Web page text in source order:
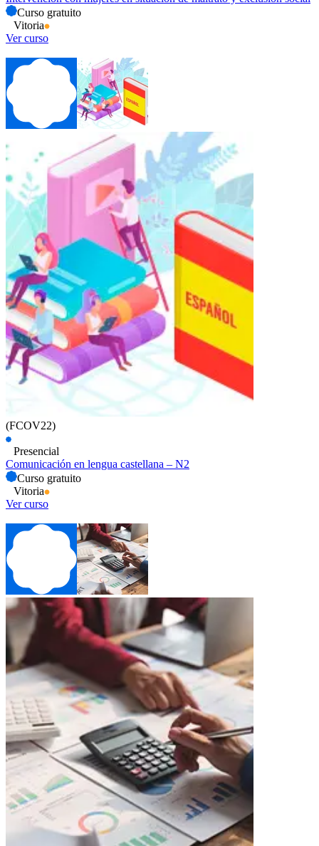
Curso gratuito
Vitoria
Ver curso
(FCOV22)
Presencial
Comunicación en lengua castellana – N2
Curso gratuito
Vitoria
Ver curso